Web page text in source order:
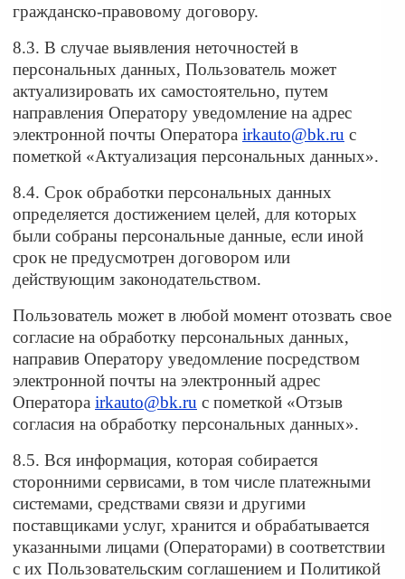
гражданско-правовому договору.
8.3. В случае выявления неточностей в
персональных данных, Пользователь может
актуализировать их самостоятельно, путем
направления Оператору уведомление на адрес
электронной почты Оператора irkauto@bk.ru с
пометкой «Актуализация персональных данных».
8.4. Срок обработки персональных данных
определяется достижением целей, для которых
были собраны персональные данные, если иной
срок не предусмотрен договором или
действующим законодательством.
Пользователь может в любой момент отозвать свое
согласие на обработку персональных данных,
направив Оператору уведомление посредством
электронной почты на электронный адрес
Оператора irkauto@bk.ru с пометкой «Отзыв
согласия на обработку персональных данных».
8.5. Вся информация, которая собирается
сторонними сервисами, в том числе платежными
системами, средствами связи и другими
поставщиками услуг, хранится и обрабатывается
указанными лицами (Операторами) в соответствии
с их Пользовательским соглашением и Политикой